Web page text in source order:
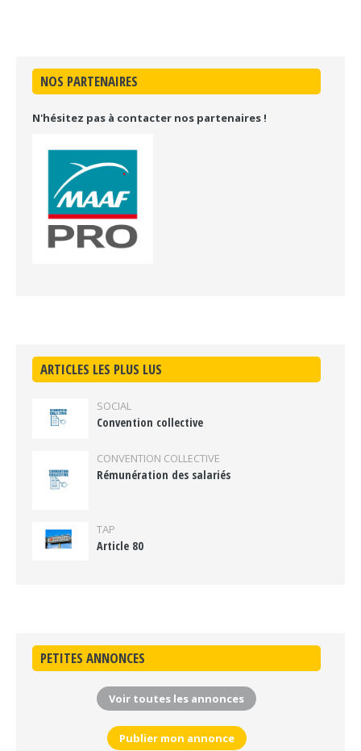
NOS PARTENAIRES
N'hésitez pas à contacter nos partenaires !
ARTICLES LES PLUS LUS
SOCIAL
Convention collective
CONVENTION COLLECTIVE
Rémunération des salariés
TAP
Article 80
PETITES ANNONCES
Voir toutes les annonces
Publier mon annonce